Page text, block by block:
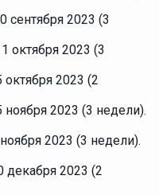
сентября 2023 (3
октября 2023 (3
октября 2023 (2
ноября 2023 (3 недели).
2023 (3 недели).
декабря 2023 (2